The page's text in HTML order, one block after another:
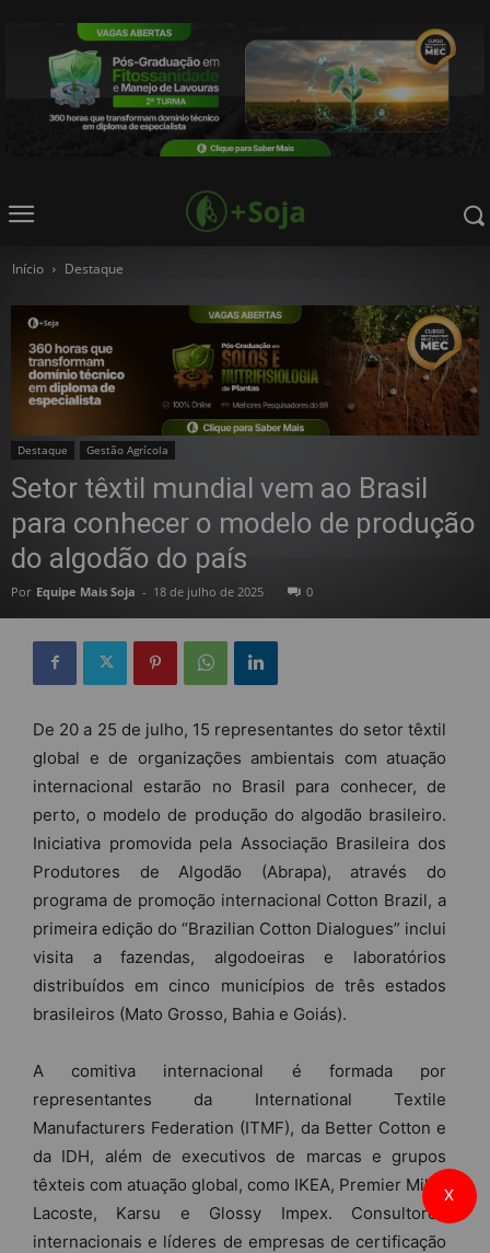
Início Destaque
Destaque Gestão Agrícola
Setor têxtil mundial vem ao Brasil
para conhecer o modelo de produção
do algodão do país
Por Equipe Mais Soja - 18 de julho de 2025 0
De 20 a 25 de julho, 15 representantes do setor têxtil
global e de organizações ambientais com atuação
internacional estarão no Brasil para conhecer, de
perto, o modelo de produção do algodão brasileiro.
Iniciativa promovida pela Associação Brasileira dos
Produtores de Algodão (Abrapa), através do
programa de promoção internacional Cotton Brazil, a
primeira edição do “Brazilian Cotton Dialogues” inclui
visita a fazendas, algodoeiras e laboratórios
distribuídos em cinco municípios de três estados
brasileiros (Mato Grosso, Bahia e Goiás).
A comitiva internacional é formada por
representantes da International Textile
Manufacturers Federation (ITMF), da Better Cotton e
da IDH, além de executivos de marcas e grupos
têxteis com atuação global, como IKEA, Premier Mills,
Lacoste, Karsu e Glossy Impex. Consultores
internacionais e líderes de empresas de certificação
X